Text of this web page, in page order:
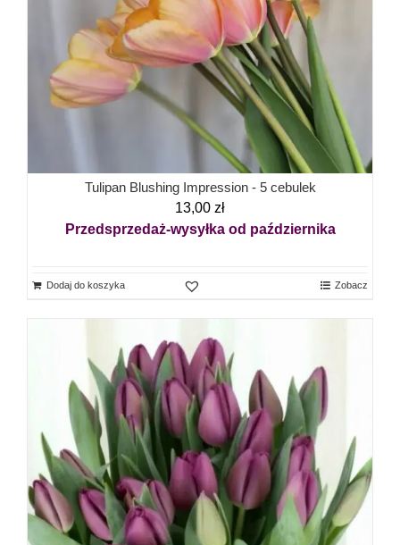
Tulipan Blushing Impression - 5 cebulek
13,00 zł
Przedsprzedaż-wysyłka od października
Dodaj do koszyka Zobacz